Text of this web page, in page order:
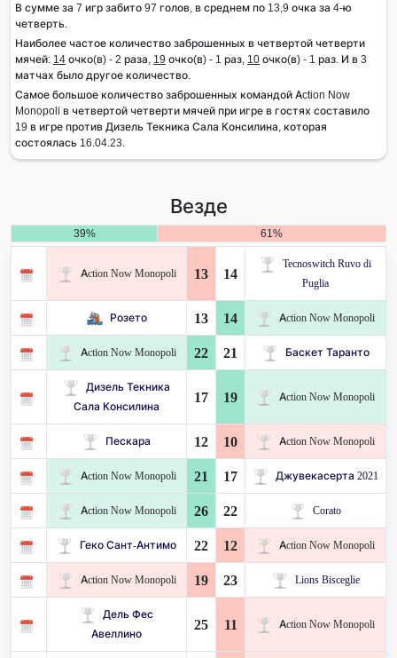
В сумме за 7 игр забито 97 голов, в среднем по 13,9 очка за 4-ю
четверть.
Наиболее частое количество заброшенных в четвертой четверти
мячей: 14 очко(в) - 2 раза, 19 очко(в) - 1 раз, 10 очко(в) - 1 раз. И в 3
матчах было другое количество.
Самое большое количество заброшенных командой Action Now
Monopoli в четвертой четверти мячей при игре в гостях составило
19 в игре против Дизель Текника Сала Консилина, которая
состоялась 16.04.23.
Везде
39% 61%
Action Now Monopoli 13 14
Tecnoswitch Ruvo di
Puglia
Розето 13 14 Action Now Monopoli
Action Now Monopoli 22 21 Баскет Таранто
Дизель Текника
Сала Консилина
17 19 Action Now Monopoli
Пескара 12 10 Action Now Monopoli
Action Now Monopoli 21 17 Джувекасерта 2021
Action Now Monopoli 26 22 Corato
Геко Сант-Антимо 22 12 Action Now Monopoli
Action Now Monopoli 19 23 Lions Bisceglie
Дель Фес
Авеллино
25 11 Action Now Monopoli